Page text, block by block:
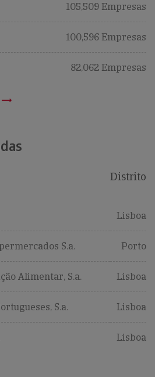
105,509 Empresas
100,596 Empresas
82,062 Empresas
Distrito
Lisboa
S.a. Porto
Alimentar, S.a. Lisboa
S.a. Lisboa
Lisboa